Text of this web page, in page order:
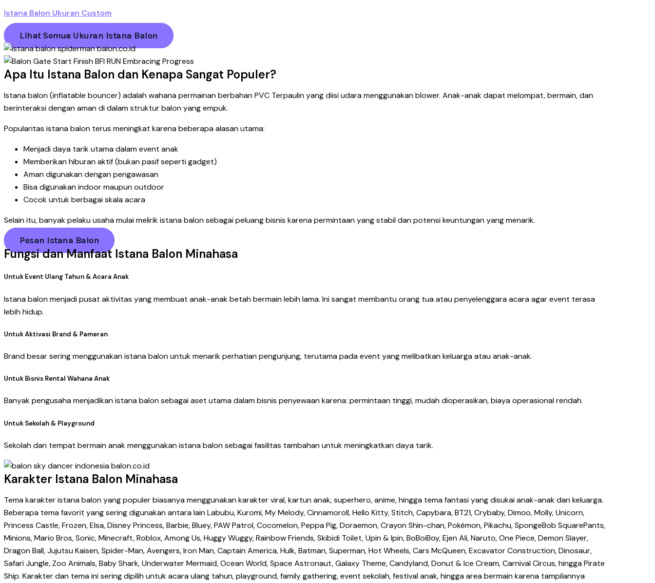
Istana Balon Ukuran Custom
Lihat Semua Ukuran Istana Balon
Apa Itu Istana Balon dan Kenapa Sangat Populer?
Istana balon (inflatable bouncer) adalah wahana permainan berbahan PVC Terpaulin yang diisi udara menggunakan blower. Anak-anak dapat melompat, bermain, dan
berinteraksi dengan aman di dalam struktur balon yang empuk.
Popularitas istana balon terus meningkat karena beberapa alasan utama:
Menjadi daya tarik utama dalam event anak
Memberikan hiburan aktif (bukan pasif seperti gadget)
Aman digunakan dengan pengawasan
Bisa digunakan indoor maupun outdoor
Cocok untuk berbagai skala acara
Selain itu, banyak pelaku usaha mulai melirik istana balon sebagai peluang bisnis karena permintaan yang stabil dan potensi keuntungan yang menarik.
Pesan Istana Balon
Fungsi dan Manfaat Istana Balon Minahasa
Untuk Event Ulang Tahun & Acara Anak
Istana balon menjadi pusat aktivitas yang membuat anak-anak betah bermain lebih lama. Ini sangat membantu orang tua atau penyelenggara acara agar event terasa
lebih hidup.
Untuk Aktivasi Brand & Pameran
Brand besar sering menggunakan istana balon untuk menarik perhatian pengunjung, terutama pada event yang melibatkan keluarga atau anak-anak.
Untuk Bisnis Rental Wahana Anak
Banyak pengusaha menjadikan istana balon sebagai aset utama dalam bisnis penyewaan karena: permintaan tinggi, mudah dioperasikan, biaya operasional rendah.
Untuk Sekolah & Playground
Sekolah dan tempat bermain anak menggunakan istana balon sebagai fasilitas tambahan untuk meningkatkan daya tarik.
Karakter Istana Balon Minahasa
Tema karakter istana balon yang populer biasanya menggunakan karakter viral, kartun anak, superhero, anime, hingga tema fantasi yang disukai anak-anak dan keluarga.
Beberapa tema favorit yang sering digunakan antara lain Labubu, Kuromi, My Melody, Cinnamoroll, Hello Kitty, Stitch, Capybara, BT21, Crybaby, Dimoo, Molly, Unicorn,
Princess Castle, Frozen, Elsa, Disney Princess, Barbie, Bluey, PAW Patrol, Cocomelon, Peppa Pig, Doraemon, Crayon Shin-chan, Pokémon, Pikachu, SpongeBob SquarePants,
Minions, Mario Bros, Sonic, Minecraft, Roblox, Among Us, Huggy Wuggy, Rainbow Friends, Skibidi Toilet, Upin & Ipin, BoBoiBoy, Ejen Ali, Naruto, One Piece, Demon Slayer,
Dragon Ball, Jujutsu Kaisen, Spider-Man, Avengers, Iron Man, Captain America, Hulk, Batman, Superman, Hot Wheels, Cars McQueen, Excavator Construction, Dinosaur,
Safari Jungle, Zoo Animals, Baby Shark, Underwater Mermaid, Ocean World, Space Astronaut, Galaxy Theme, Candyland, Donut & Ice Cream, Carnival Circus, hingga Pirate
Ship. Karakter dan tema ini sering dipilih untuk acara ulang tahun, playground, family gathering, event sekolah, festival anak, hingga area bermain karena tampilannya